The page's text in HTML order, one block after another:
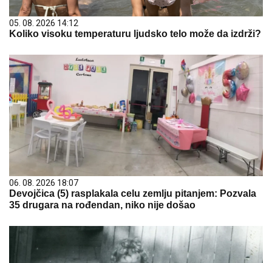
05. 08. 2026 14:12
Koliko visoku temperaturu ljudsko telo može da izdrži?
06. 08. 2026 18:07
Devojčica (5) rasplakala celu zemlju pitanjem: Pozvala
35 drugara na rođendan, niko nije došao